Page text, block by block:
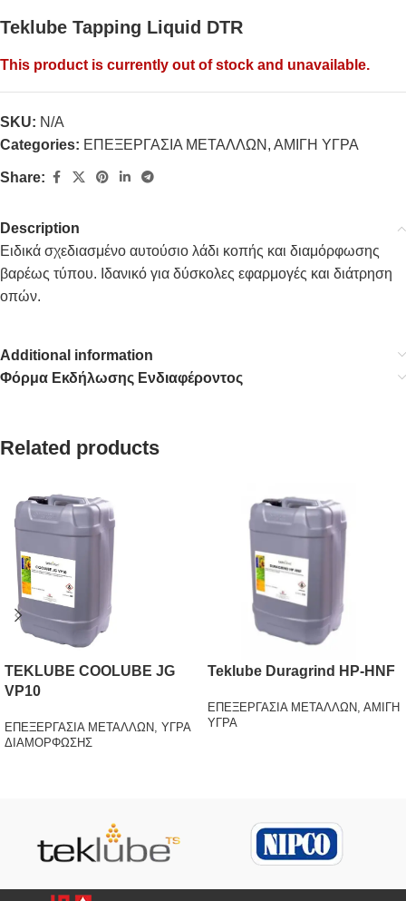
Teklube Tapping Liquid DTR
This product is currently out of stock and unavailable.
SKU: N/A
Categories: ΕΠΕΞΕΡΓΑΣΙΑ ΜΕΤΑΛΛΩΝ , ΑΜΙΓΗ ΥΓΡΑ
Share:
Description
Ειδικά σχεδιασμένο αυτούσιο λάδι κοπής και διαμόρφωσης
βαρέως τύπου. Ιδανικό για δύσκολες εφαρμογές και διάτρηση
οπών.
Additional information
Φόρμα Εκδήλωσης Ενδιαφέροντος
Related products
TEKLUBE COOLUBE JG
VP10
ΕΠΕΞΕΡΓΑΣΙΑ ΜΕΤΑΛΛΩΝ, ΥΓΡΑ
ΔΙΑΜΟΡΦΩΣΗΣ
Teklube Duragrind HP-HNF
ΕΠΕΞΕΡΓΑΣΙΑ ΜΕΤΑΛΛΩΝ, ΑΜΙΓΗ
ΥΓΡΑ